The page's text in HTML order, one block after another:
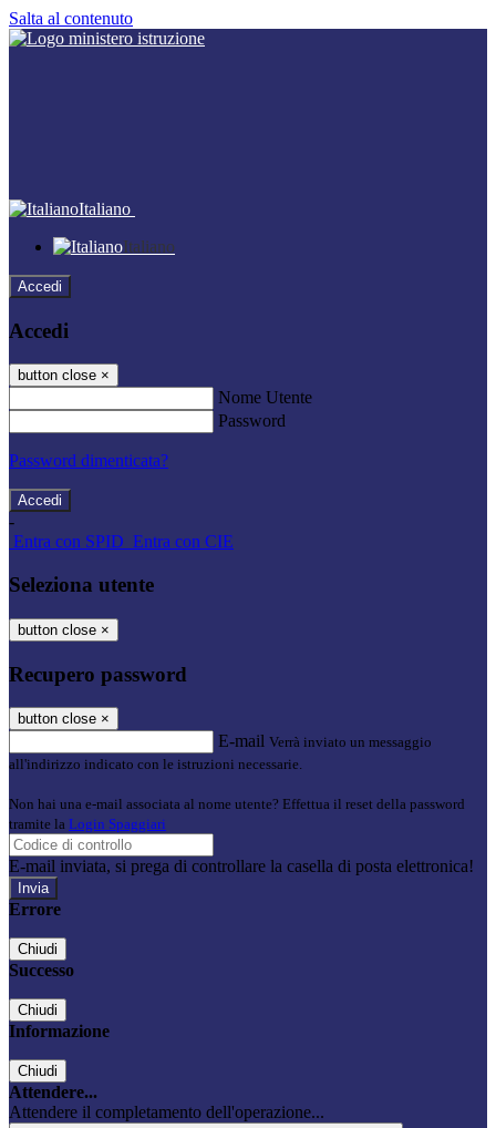
Salta al contenuto
Italiano
Italiano
Accedi
Accedi
button close ×
Nome Utente
Password
Password dimenticata?
-
Entra con SPID Entra con CIE
Seleziona utente
button close ×
Recupero password
button close ×
E-mail Verrà inviato un messaggio
all'indirizzo indicato con le istruzioni necessarie.
Non hai una e-mail associata al nome utente? Effettua il reset della password
tramite la Login Spaggiari
E-mail inviata, si prega di controllare la casella di posta elettronica!
Errore
Chiudi
Successo
Chiudi
Informazione
Chiudi
Attendere...
Attendere il completamento dell'operazione...